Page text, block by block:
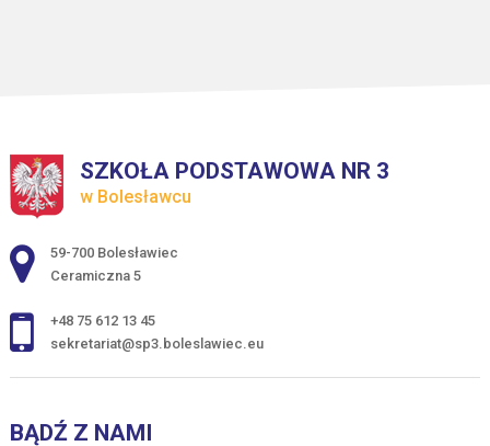
SZKOŁA PODSTAWOWA NR 3
w Bolesławcu
Adres pocztowy:
59-700 Bolesławiec
Ceramiczna 5
+48 75 612 13 45
sekretariat@sp3.boleslawiec.eu
BĄDŹ Z NAMI